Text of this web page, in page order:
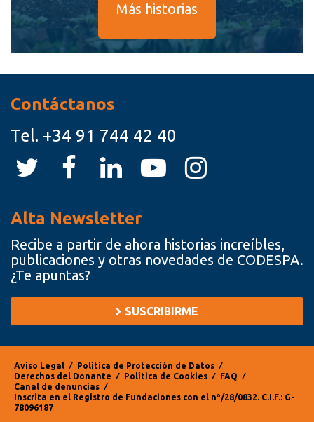
Más historias
Contáctanos
Tel. +34 91 744 42 40
Alta Newsletter
Recibe a partir de ahora historias increíbles,
publicaciones y otras novedades de CODESPA.
¿Te apuntas?
SUSCRIBIRME
Aviso Legal ⁄ Política de Protección de Datos
⁄
Derechos del Donante
⁄ Política de Cookies ⁄ FAQ
⁄
Canal de denuncias
⁄
Inscrita en el Registro de Fundaciones con el nº/28/0832. C.I.F.: G-
78096187